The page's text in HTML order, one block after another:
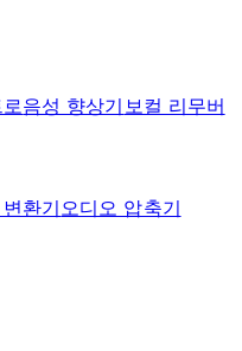
음성 향상기 보컬 리무버
환기 오디오 압축기